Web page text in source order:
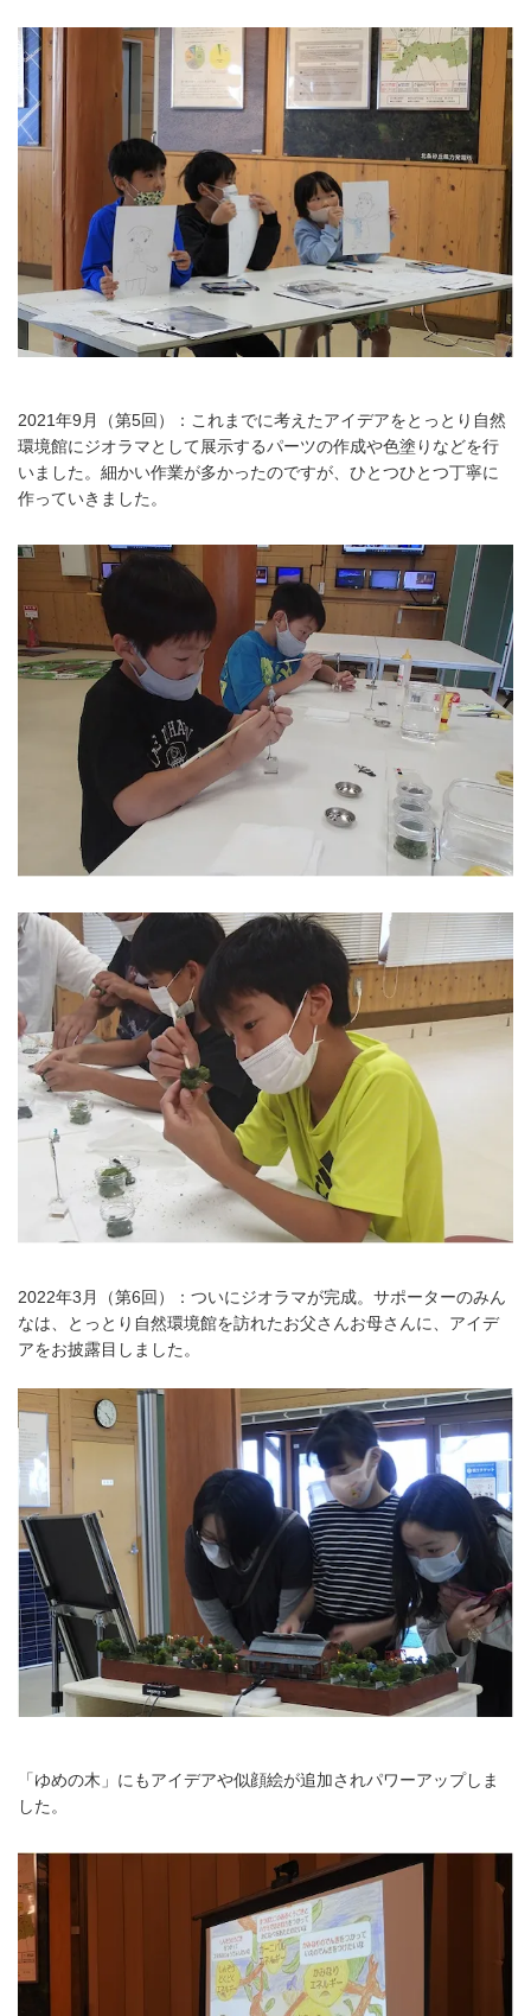
2021年9月（第5回）：これまでに考えたアイデアをとっとり自然
環境館にジオラマとして展示するパーツの作成や色塗りなどを行
いました。細かい作業が多かったのですが、ひとつひとつ丁寧に
作っていきました。
2022年3月（第6回）：ついにジオラマが完成。サポーターのみん
なは、とっとり自然環境館を訪れたお父さんお母さんに、アイデ
アをお披露目しました。
「ゆめの木」にもアイデアや似顔絵が追加されパワーアップしま
した。